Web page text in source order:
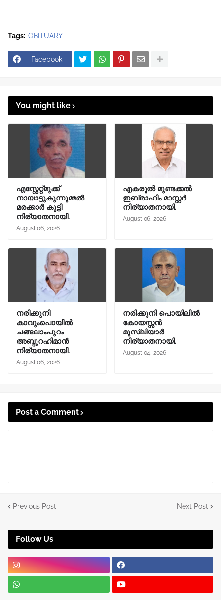
Tags: OBITUARY
Facebook
You might like
എസ്റ്റേറ്റ്മുക്ക്
നായാട്ടുകുന്നുമ്മൽ
മരക്കാർ കുട്ടി
നിര്യാതനായി.
August 06, 2026
എകരൂൽ മുണ്ടക്കൽ
ഇബ്രാഹിം മാസ്റ്റർ
നിര്യാതനായി.
August 06, 2026
നരിക്കുനി
കാവുംപൊയിൽ
ചങ്ങലാംപുറം
അബ്ദുറഹിമാൻ
നിര്യാതനായി.
August 06, 2026
നരിക്കുനി പൊയിലിൽ
കോയസ്സൻ
മുസ്ലിയാർ
നിര്യാതനായി.
August 04, 2026
Post a Comment
Previous Post Next Post
Follow Us